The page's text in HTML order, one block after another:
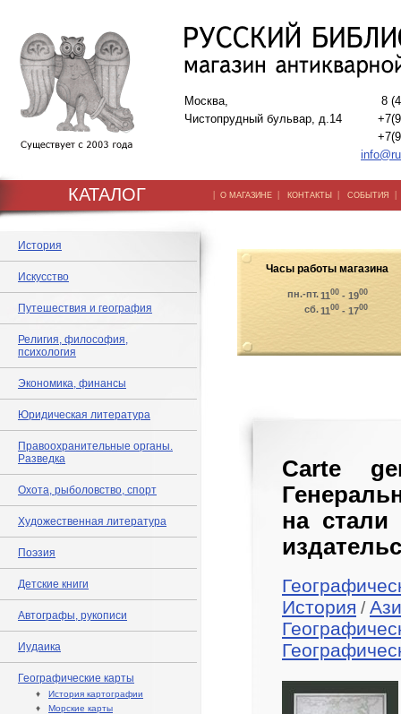
Москва,
Чистопрудный бульвар, д.14
8
КАТАЛОГ | О МАГАЗИНЕ | КОНТАКТЫ | СОБЫТИЯ
История
Искусство
Путешествия и география
Религия, философия,
психология
Экономика, финансы
Юридическая литература
Правоохранительные органы.
Разведка
Охота, рыболовство, спорт
Художественная литература
Поэзия
Детские книги
Автографы, рукописи
Иудаика
Географические карты
♦ История картографии
♦ Морские карты
Часы работы магазина
пн.-пт.1100 - 1900
сб.1100 - 1700
Carte
на стали
История /